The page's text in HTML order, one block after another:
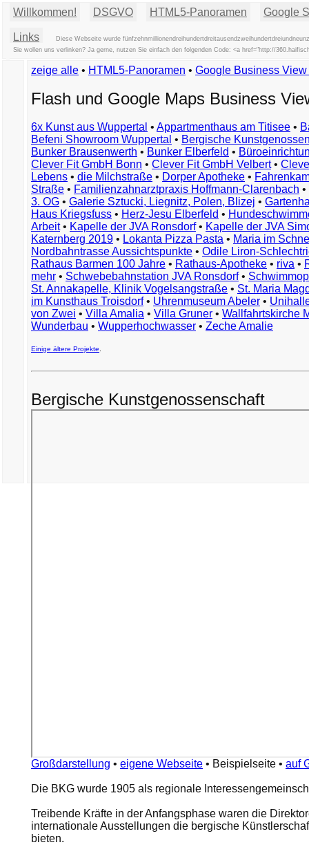
Willkommen! DSGVO HTML5-Panoramen Google
Links
Diese Webseite wurde
Sie wollen uns verlinken? Ja gerne, nutzen Sie einfach den folgenden Code: <a href="http://
zeige alle • HTML5-Panoramen • Google Business
Flash und Google Maps Business
6x Kunst aus Wuppertal • Appartmenthaus am Titisee •
Befeni Showroom Wuppertal • Bergische
Bunker Brausenwerth • Bunker Elberfeld •
Clever Fit GmbH Bonn • Clever Fit GmbH Velbert•
Lebens • die Milchstraße • Dorper Apotheke •
Straße • Familienzahnarztpraxis Hoffmann-Clarenbach •
3. OG • Galerie Sztucki, Liegnitz, Polen, Blizej •
Haus Kriegsfuss • Herz-Jesu Elberfeld •
Arbeit• Kapelle der JVA Ronsdorf• Kapelle der JVA
Katernberg 2019 • Lokanta Pizza Pasta • Maria im
Nordbahntrasse Aussichtspunkte • Odile Liron-
Rathaus Barmen 100 Jahre • Rathaus-Apotheke • riva •
mehr • Schwebebahnstation JVA Ronsdorf•
St. Annakapelle, Klinik Vogelsangstraße • St. Maria
im Kunsthaus Troisdorf• Uhrenmuseum Abeler •
von Zwei • Villa Amalia • Villa Gruner • Wallfahrtskirche
Wunderbau • Wupperhochwasser • Zeche Amalie
Einige ältere Projekte
Bergische Kunstgenossenschaft
Großdarstellung • eigene Webseite • Beispielseite • auf
Die BKG wurde 1905 als regionale
Treibende Kräfte in der Anfangsphase waren die
internationale Ausstellungen die bergische
bieten.